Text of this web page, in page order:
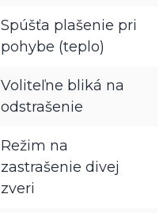
Spúšťa plašenie pri
pohybe (teplo)
Voliteľne bliká na
odstrašenie
Režim na
zastrašenie divej
zveri